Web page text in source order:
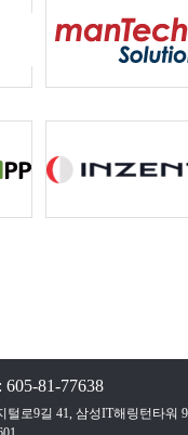
81-77638
털로9길 41, 삼성IT해링턴타워